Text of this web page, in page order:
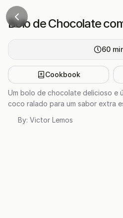
Bolo de Chocolate
60
Cookbook
Um bolo de chocolate delicioso e
coco ralado para um sabor extra
By: Victor Lemos